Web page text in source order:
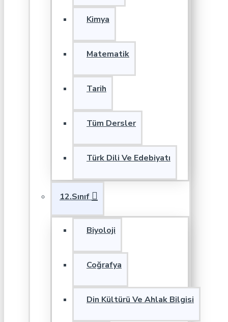
Kimya
Matematik
Tarih
Tüm Dersler
Türk Dili Ve Edebiyatı
12.Sınıf
Biyoloji
Coğrafya
Din Kültürü Ve Ahlak Bilgisi